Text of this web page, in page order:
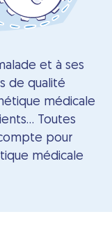
et à ses
de qualité
médicale
Toutes
pour
médicale